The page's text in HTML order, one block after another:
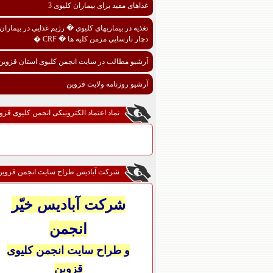
غذاهای مفید برای بیماران کلیوی 3
تغذيه در بيماريهاي کليوي � رژيم غذايي در بيماران
دچار نارسايي مزمن کليه ها � CRF �
آرشیو مطالب در سایت انجمن کلیوی استان
آرشیو روزنامه ولایت قزوین
نماد اعتماد الکترونیکی انجمن کلیوی
شرکت آبادیس طراح سایت انجمن
شرکت آبادیس خیّر
انجمن
و طراح سایت انجمن کلیوی
قزوین